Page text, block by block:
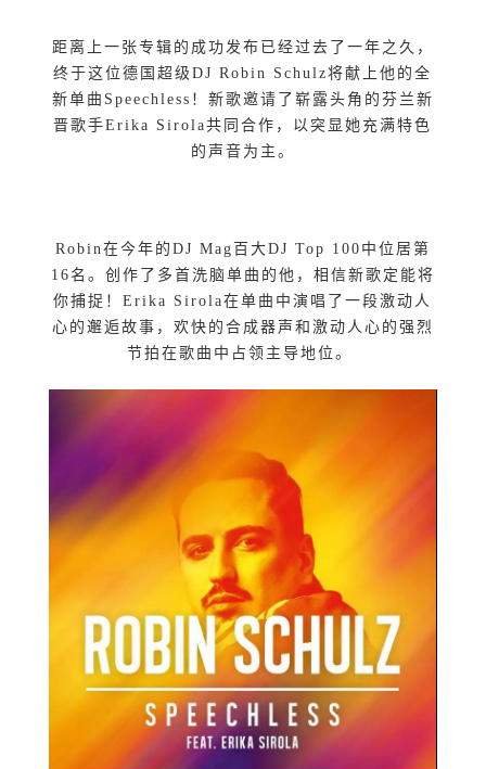
距离上一张专辑的成功发布已经过去了一年之久，
终于这位德国超级DJ Robin Schulz将献上他的全
新单曲Speechless！新歌邀请了崭露头角的芬兰新
晋歌手Erika Sirola共同合作，以突显她充满特色
的声音为主。
Robin在今年的DJ Mag百大DJ Top 100中位居第
16名。创作了多首洗脑单曲的他，相信新歌定能将
你捕捉！Erika Sirola在单曲中演唱了一段激动人
心的邂逅故事，欢快的合成器声和激动人心的强烈
节拍在歌曲中占领主导地位。